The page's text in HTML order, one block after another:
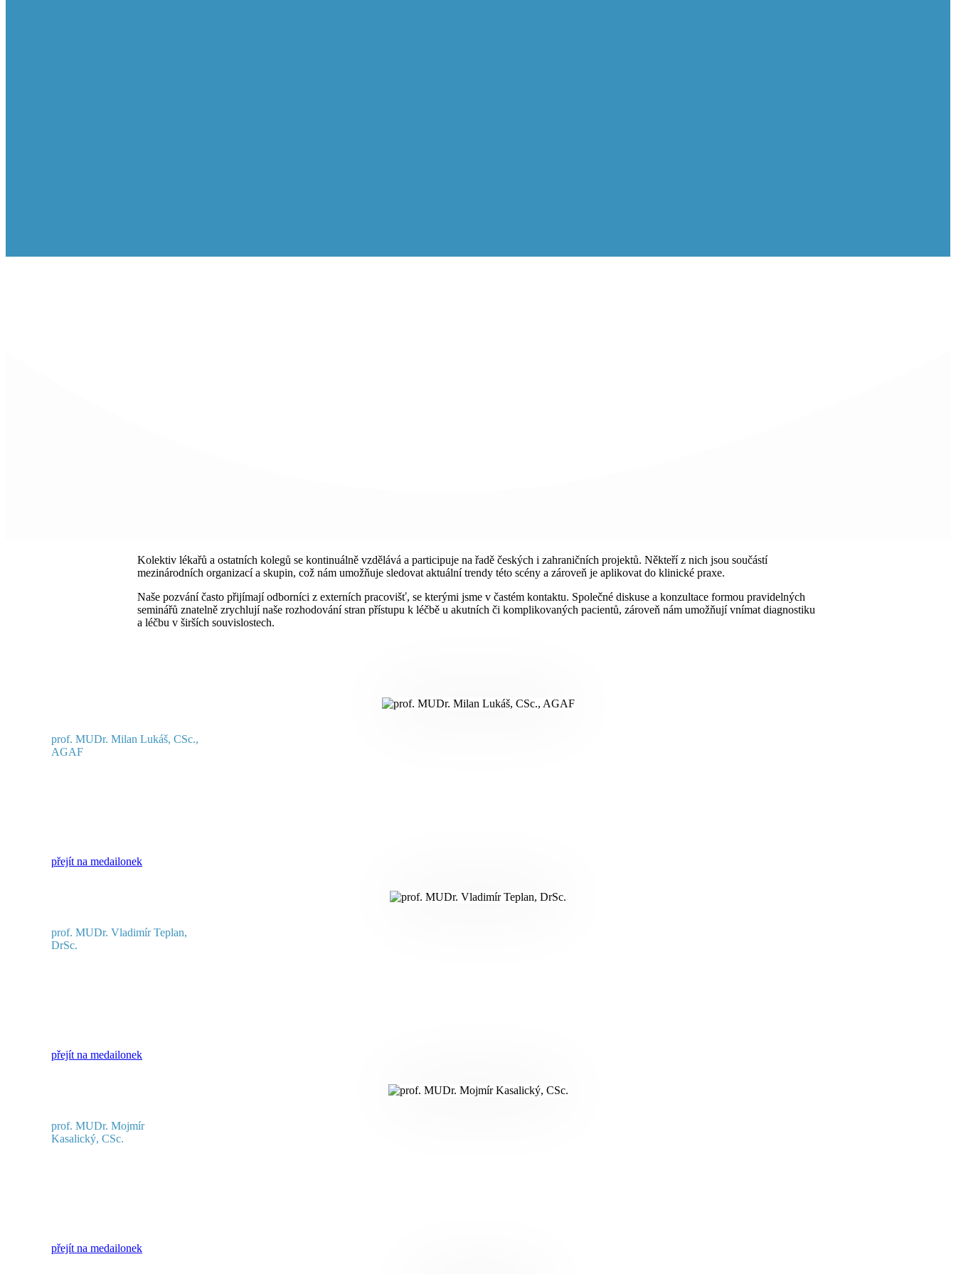
Kolektiv lékařů a ostatních kolegů se kontinuálně vzdělává a participuje na řadě českých i zahraničních projektů. Někteří z nich jsou součástí
mezinárodních organizací a skupin, což nám umožňuje sledovat aktuální trendy této scény a zároveň je aplikovat do klinické praxe.
Naše pozvání často přijímají odborníci z externích pracovišť, se kterými jsme v častém kontaktu. Společné diskuse a konzultace formou pravidelných
seminářů znatelně zrychlují naše rozhodování stran přístupu k léčbě u akutních či komplikovaných pacientů, zároveň nám umožňují vnímat diagnostiku
a léčbu v širších souvislostech.
prof. MUDr. Milan Lukáš, CSc.,
AGAF
přejít na medailonek
prof. MUDr. Vladimír Teplan,
DrSc.
přejít na medailonek
prof. MUDr. Mojmír
Kasalický, CSc.
přejít na medailonek